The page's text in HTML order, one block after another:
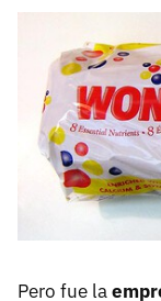
Pero fue la